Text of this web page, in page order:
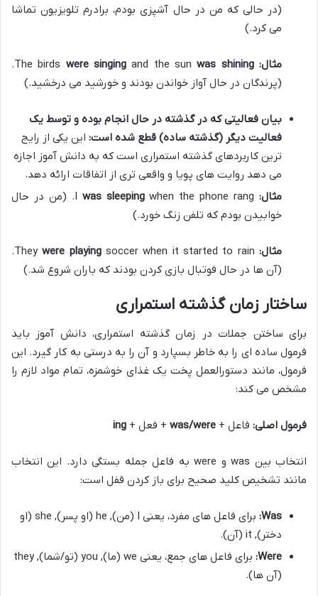
(در حالی که من در حال آشپزی بودم، برادرم تلویزیون تماشا
می کرد.)
مثال:The birds
were singing and the sunwas shining
.
(پرندگان در حال آواز خواندن بودند و خورشید می درخشید.)
بیان فعالیتی که در گذشته در حال انجام بوده و توسط یک
فعالیت دیگر (گذشته ساده) قطع شده است: این یکی از رایج
ترین کاربردهای گذشته استمراری است که به دانش آموز اجازه
می دهد روایت های پویا و واقعی تری از اتفاقات ارائه دهد.
مثال:I
was sleeping when the phone rang. (من در حال
خوابیدن بودم که تلفن زنگ خورد.)
مثال:They
were playing
soccer when it started to rain.
(آن ها در حال فوتبال بازی کردن بودند که باران شروع شد.)
ساختار زمان گذشته استمراری
برای ساختن جملات در زمان گذشته استمراری، دانش آموز باید
فرمول ساده ای را به خاطر بسپارد و آن را به درستی به کار گیرد. این
فرمول، مانند دستورالعمل پخت یک غذای خوشمزه، تمام مواد لازم را
مشخص می کند:
فرمول اصلی: فاعل + was/were + فعل + ing
انتخاب بین was و were به فاعل جمله بستگی دارد. این انتخاب
مانند تشخیص کلید صحیح برای باز کردن قفل است:
Was:
برای فاعل های مفرد، یعنی I (من), he (او پسر), she (او
دختر), it (آن).
Were:
برای فاعل های جمع، یعنی we (ما), you (تو/شما), they
(آن ها).